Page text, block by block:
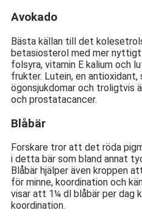
Avokado
Bästa källan till det
betasiosterol med mer
folsyra, vitamin E kalium och
frukter. Lutein, en antioxidant,
ögonsjukdomar och troligtvis
och prostatacancer.
Blåbär
Forskare tror att det röda
i detta bär som bland annat
Blåbär hjälper även kroppen
för minne, koordination och
visar att 1¼ dl blåbär per dag
koordination.